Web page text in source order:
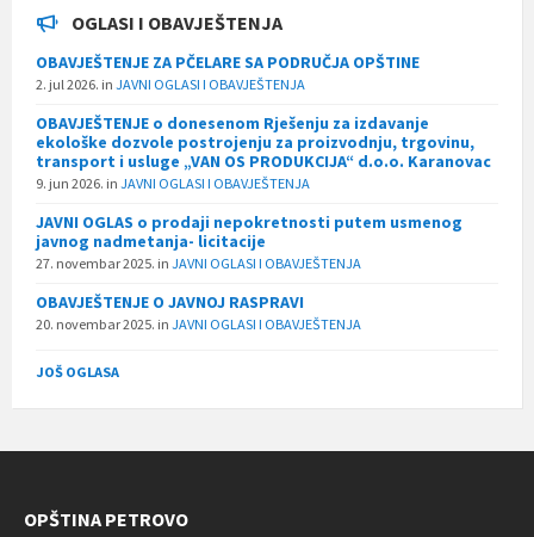
OGLASI I OBAVJEŠTENJA
OBAVJEŠTENJE ZA PČELARE SA PODRUČJA OPŠTINE
2. jul 2026. in JAVNI OGLASI I OBAVJEŠTENJA
OBAVJEŠTENJE o donesenom Rješenju za izdavanje
ekološke dozvole postrojenju za proizvodnju, trgovinu,
transport i usluge „VAN OS PRODUKCIJA“ d.o.o. Karanovac
9. jun 2026. in JAVNI OGLASI I OBAVJEŠTENJA
JAVNI OGLAS o prodaji nepokretnosti putem usmenog
javnog nadmetanja- licitacije
27. novembar 2025. in JAVNI OGLASI I OBAVJEŠTENJA
OBAVJEŠTENJE O JAVNOJ RASPRAVI
20. novembar 2025. in JAVNI OGLASI I OBAVJEŠTENJA
JOŠ OGLASA
OPŠTINA PETROVO